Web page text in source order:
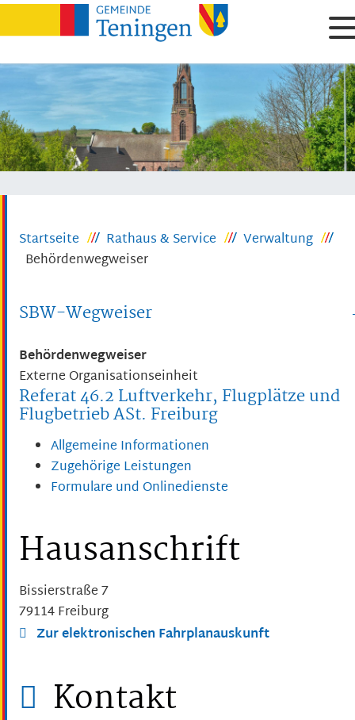
Startseite Rathaus & Service
Verwaltung
Behördenwegweiser
SBW-Wegweiser
Behördenwegweiser
Externe Organisationseinheit
Referat 46.2 Luftverkehr, Flugplätze und
Flugbetrieb ASt. Freiburg
Allgemeine Informationen
Zugehörige Leistungen
Formulare und Onlinedienste
Hausanschrift
Bissierstraße 7
79114Freiburg
Zur elektronischen Fahrplanauskunft
Kontakt